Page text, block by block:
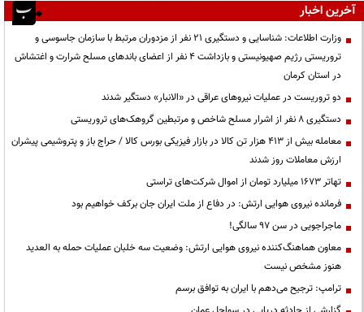
آخرین اخبار
وزارت اطلاعات: شناسایی و دستگیری ۲۱ نفر از مزدوران مرتبط با سازمان جاسوسی و
تروریستی رژیم صهیونیستی و بازداشت ۴ نفر از اعضای باندهای مسلح شرارت و اغتشاش
در استان کرمان
دو تروریست در عملیات نیروهای عراقی در «الانبار» دستگیر شدند
دستگیری ۸ نفر از اشرار مسلح شاخص و مرتبطین گروهک‌های تروریستی
معامله بیش از ۴۱۳ هزار تن کالا در بازار فیزیکی بورس کالا / حراج باز و پتروشیمی پیشران
ارزش معاملات روز شدند
تهاتر ۱۶۷۳ میلیارد تومان از اموال شرکت‌های تراستی
فرمانده نیروی هوایی ارتش: در دفاع از ملت ایران جان برکف خواهیم بود
ماجراجویی در سن ۹۷ سالگی!
معاون هماهنگ‌کننده نیروی هوایی ارتش: وضعیت سه خلبان عملیات حمله به العدید
هنوز مشخص نیست
ترامپ: ترجیح می‌دهم با ایران به توافق برسم